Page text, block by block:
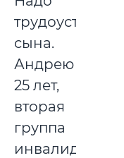
трудоустроить
сына.
Андрею
25 лет,
вторая
группа
инвалидности.